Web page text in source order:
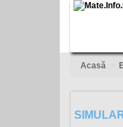
Acasă